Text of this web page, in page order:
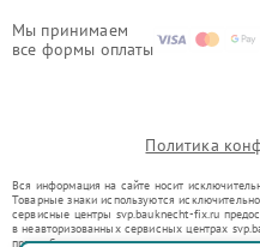
Мы принимаем
все формы оплаты
Политика
Вся информация на сайте носит
Товарные знаки используются
сервисные центры svp.bauknecht-fix.ru
в неавторизованных сервисных центрах
правообладателями товарных знаков или их